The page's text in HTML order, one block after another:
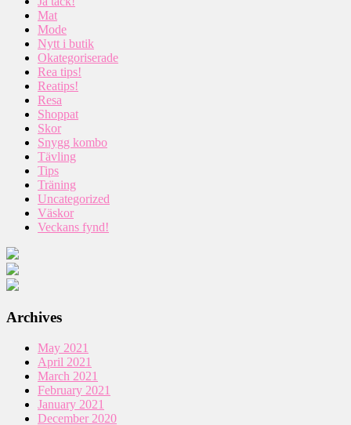
Mat
Mode
Nytt i butik
Okategoriserade
Rea tips!
Reatips!
Resa
Shoppat
Skor
Snygg kombo
Tävling
Tips
Träning
Uncategorized
Väskor
Veckans fynd!
Archives
May 2021
April 2021
March 2021
February 2021
January 2021
December 2020